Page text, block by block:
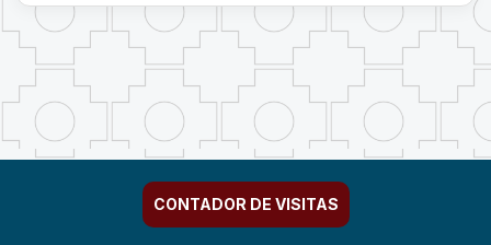
CONTADOR DE VISITAS